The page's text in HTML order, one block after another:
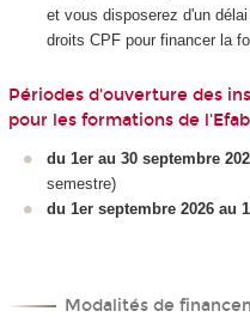
et vous disposerez d'un
droits CPF pour financer la
Périodes d'ouverture des
pour les formations de
du 1er au 30 septembre
semestre)
du 1er septembre 2026 au
Modalités de